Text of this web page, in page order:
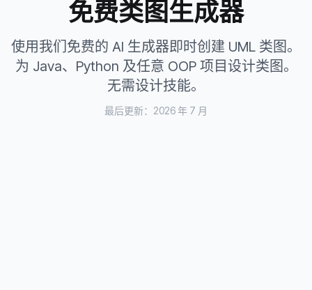
免费类图生成器
使用我们免费的 AI 生成器即时创建 UML 类图。
为 Java、Python 及任意 OOP 项目设计类图。
无需设计技能。
最后更新：2026 年 7 月